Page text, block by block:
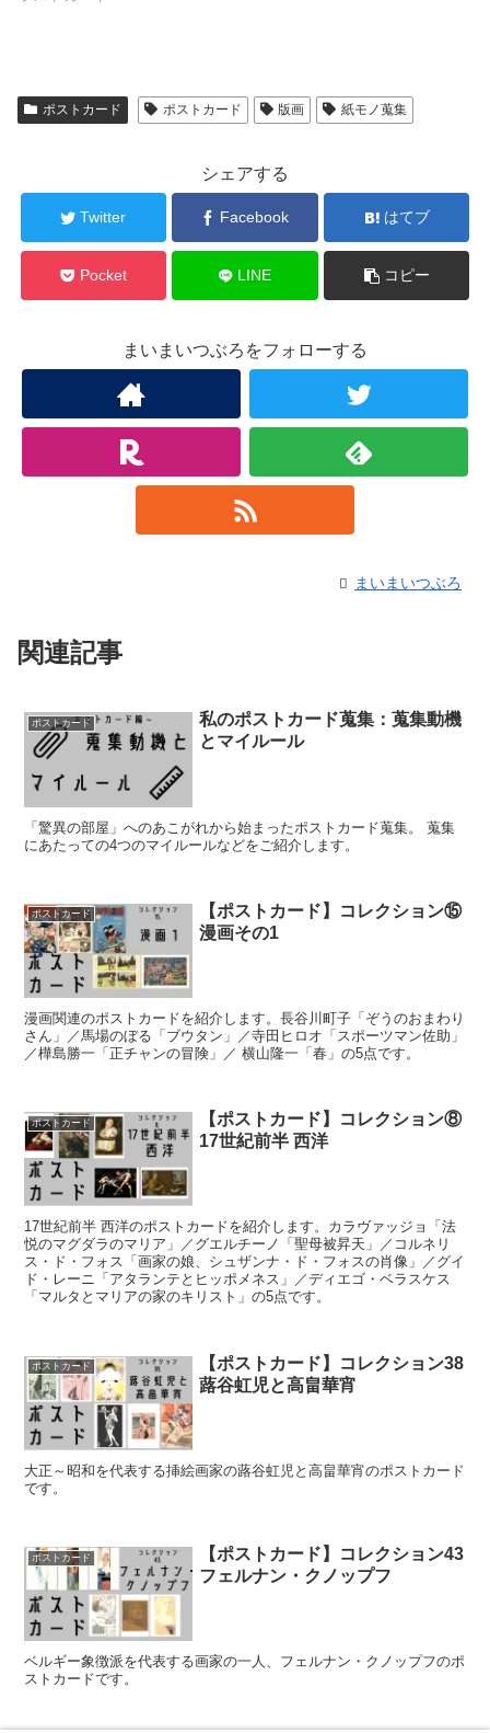
ポストカード ポストカード 版画 紙モノ蒐集
シェアする
Twitter Facebook はてブ
Pocket LINE コピー
まいまいつぶろをフォローする
まいまいつぶろ
関連記事
ポストカード
私のポストカード蒐集：蒐集動機
とマイルール
「驚異の部屋」へのあこがれから始まったポストカード蒐集。 蒐集
にあたっての4つのマイルールなどをご紹介します。
ポストカード
【ポストカード】コレクション⑮
漫画その1
漫画関連のポストカードを紹介します。長谷川町子「ぞうのおまわり
さん」／馬場のぼる「ブウタン」／寺田ヒロオ「スポーツマン佐助」
／樺島勝一「正チャンの冒険」／ 横山隆一「春」の5点です。
ポストカード
【ポストカード】コレクション⑧
17世紀前半 西洋
17世紀前半 西洋のポストカードを紹介します。カラヴァッジョ「法
悦のマグダラのマリア」／グエルチーノ「聖母被昇天」／コルネリ
ス・ド・フォス「画家の娘、シュザンナ・ド・フォスの肖像」／グイ
ド・レーニ「アタランテとヒッポメネス」／ディエゴ・ベラスケス
「マルタとマリアの家のキリスト」の5点です。
ポストカード
【ポストカード】コレクション38
蕗谷虹児と高畠華宵
大正～昭和を代表する挿絵画家の蕗谷虹児と高畠華宵のポストカード
です。
ポストカード
【ポストカード】コレクション43
フェルナン・クノップフ
ベルギー象徴派を代表する画家の一人、フェルナン・クノップフのポ
ストカードです。